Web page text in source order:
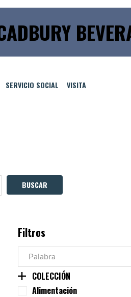
SERVICIO SOCIAL VISITA
Filtros
COLECCIÓN
Alimentación